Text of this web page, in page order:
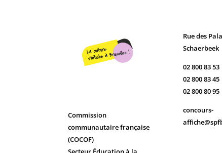
Commission
communautaire française
(COCOF)
Rue des
Schaerbeek
02 800 83 53
02 800 83 45
02 800 80 95
concours-